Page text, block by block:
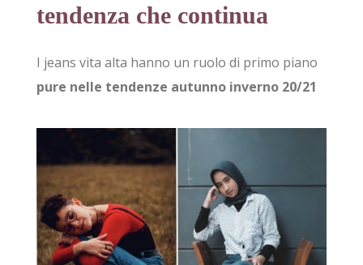
tendenza che continua
I jeans vita alta hanno un ruolo di primo piano
pure nelle tendenze autunno inverno 20/21